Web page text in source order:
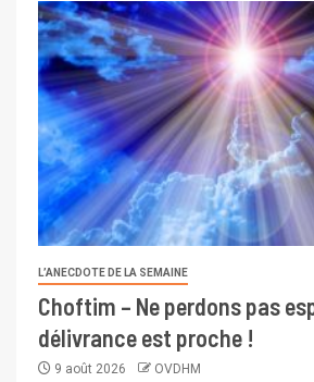
L’ANECDOTE DE LA SEMAINE
Choftim – Ne perdons pas
délivrance est proche !
9 août 2026 OVDHM